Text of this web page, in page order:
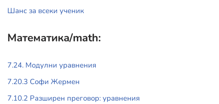
Шанс за всеки ученик
Математика/math:
7.24. Модулни уравнения
7.20.3 Софи Жермен
7.10.2 Разширен преговор: уравнения